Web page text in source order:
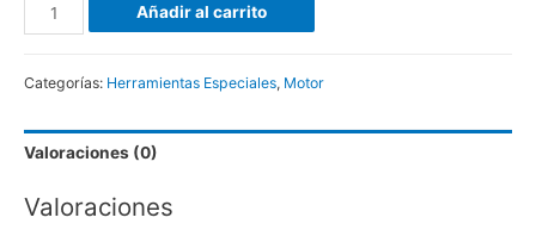
para
de
para
Añadir al carrito
Categorías: Herramientas Especiales, Motor
Valoraciones (0)
Valoraciones